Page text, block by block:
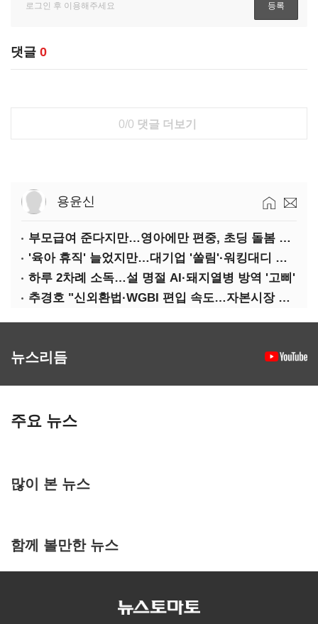
댓글 0
0/0 댓글 더보기
용윤신
부모급여 준다지만…영아에만 편중, 초딩 돌봄 절실
'육아 휴직' 늘었지만…대기업 '쏠림'·워킹대디 여전히 '저조'
하루 2차례 소독…설 명절 AI·돼지열병 방역 '고삐'
추경호 "신외환법·WGBI 편입 속도…자본시장 투자환경 개선"
뉴스리듬
주요 뉴스
많이 본 뉴스
함께 볼만한 뉴스